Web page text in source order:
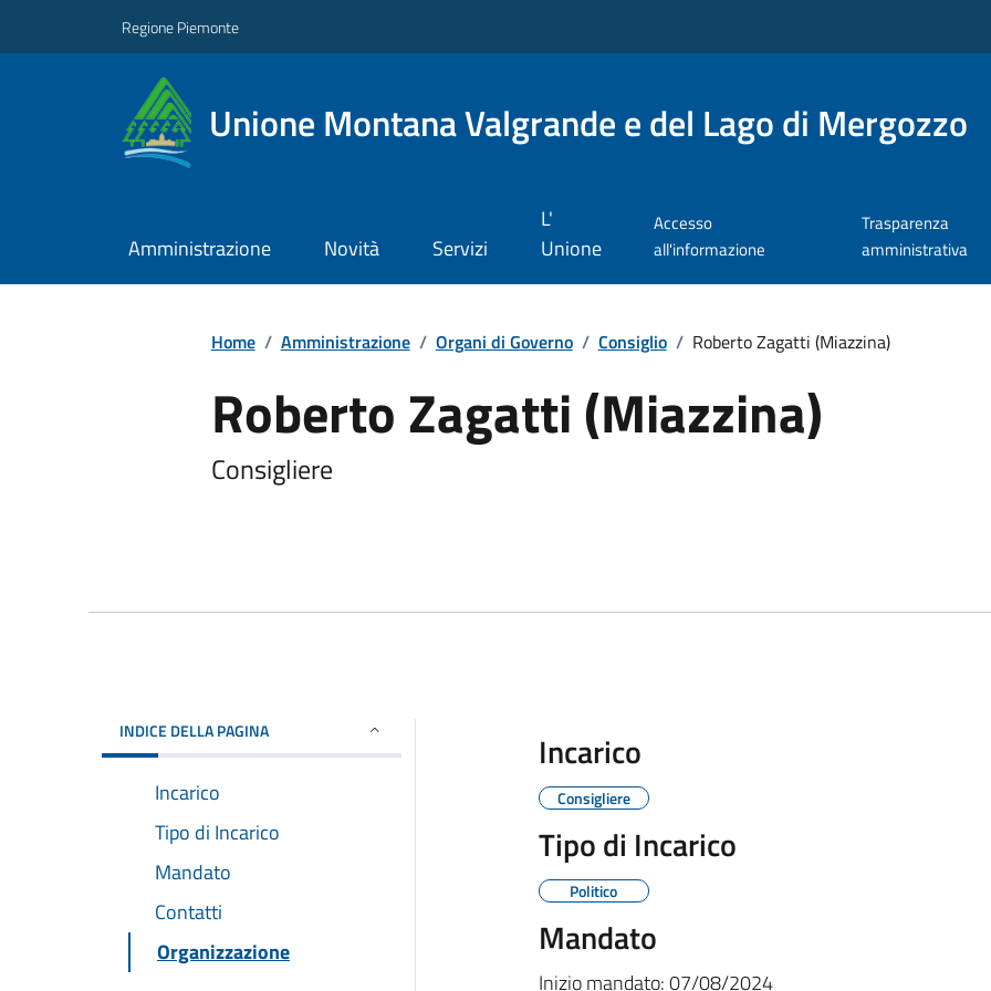
Regione Piemonte
Unione Montana Valgrande e del Lago di Mergozzo
Amministrazione Novità Servizi
L'
Unione
Accesso
all'informazione
Trasparenza
amministrativa
Home / Amministrazione / Organi di Governo / Consiglio / Roberto Zagatti (Miazzina)
Roberto Zagatti (Miazzina)
Consigliere
INDICE DELLA PAGINA
Incarico
Tipo di Incarico
Mandato
Contatti
Organizzazione
Incarico
Consigliere
Tipo di Incarico
Politico
Mandato
Inizio mandato:07/08/2024